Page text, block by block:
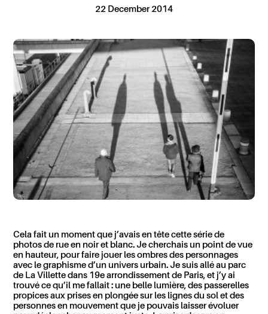
22 December 2014
Cela fait un moment que j’avais en tête cette série de
photos de rue en noir et blanc. Je cherchais un point de vue
en hauteur, pour faire jouer les ombres des personnages
avec le graphisme d’un univers urbain. Je suis allé au parc
de La Villette dans 19e arrondissement de Paris, et j’y ai
trouvé ce qu’il me fallait : une belle lumière, des passerelles
propices aux prises en plongée sur les lignes du sol et des
personnes en mouvement que je pouvais laisser évoluer